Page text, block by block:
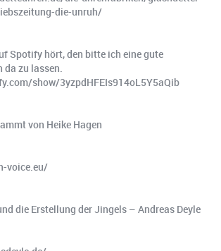
die-unruh/
Spotify hört, den bitte ich eine gute
da zu lassen.
show/3yzpdHFEIs914oL5Y5aQib
von Heike Hagen
voice.eu/
die Erstellung der Jingels – Andreas Deyle